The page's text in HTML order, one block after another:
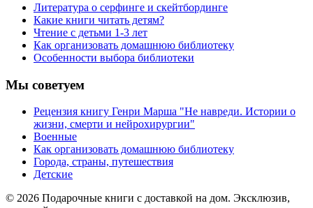
Литература о серфинге и скейтбординге
Какие книги читать детям?
Чтение с детьми 1-3 лет
Как организовать домашнюю библиотеку
Особенности выбора библиотеки
Мы советуем
Рецензия книгу Генри Марша "Не навреди. Истории о
жизни, смерти и нейрохирургии"
Военные
Как организовать домашнюю библиотеку
Города, страны, путешествия
Детские
© 2026 Подарочные книги с доставкой на дом. Эксклюзив,